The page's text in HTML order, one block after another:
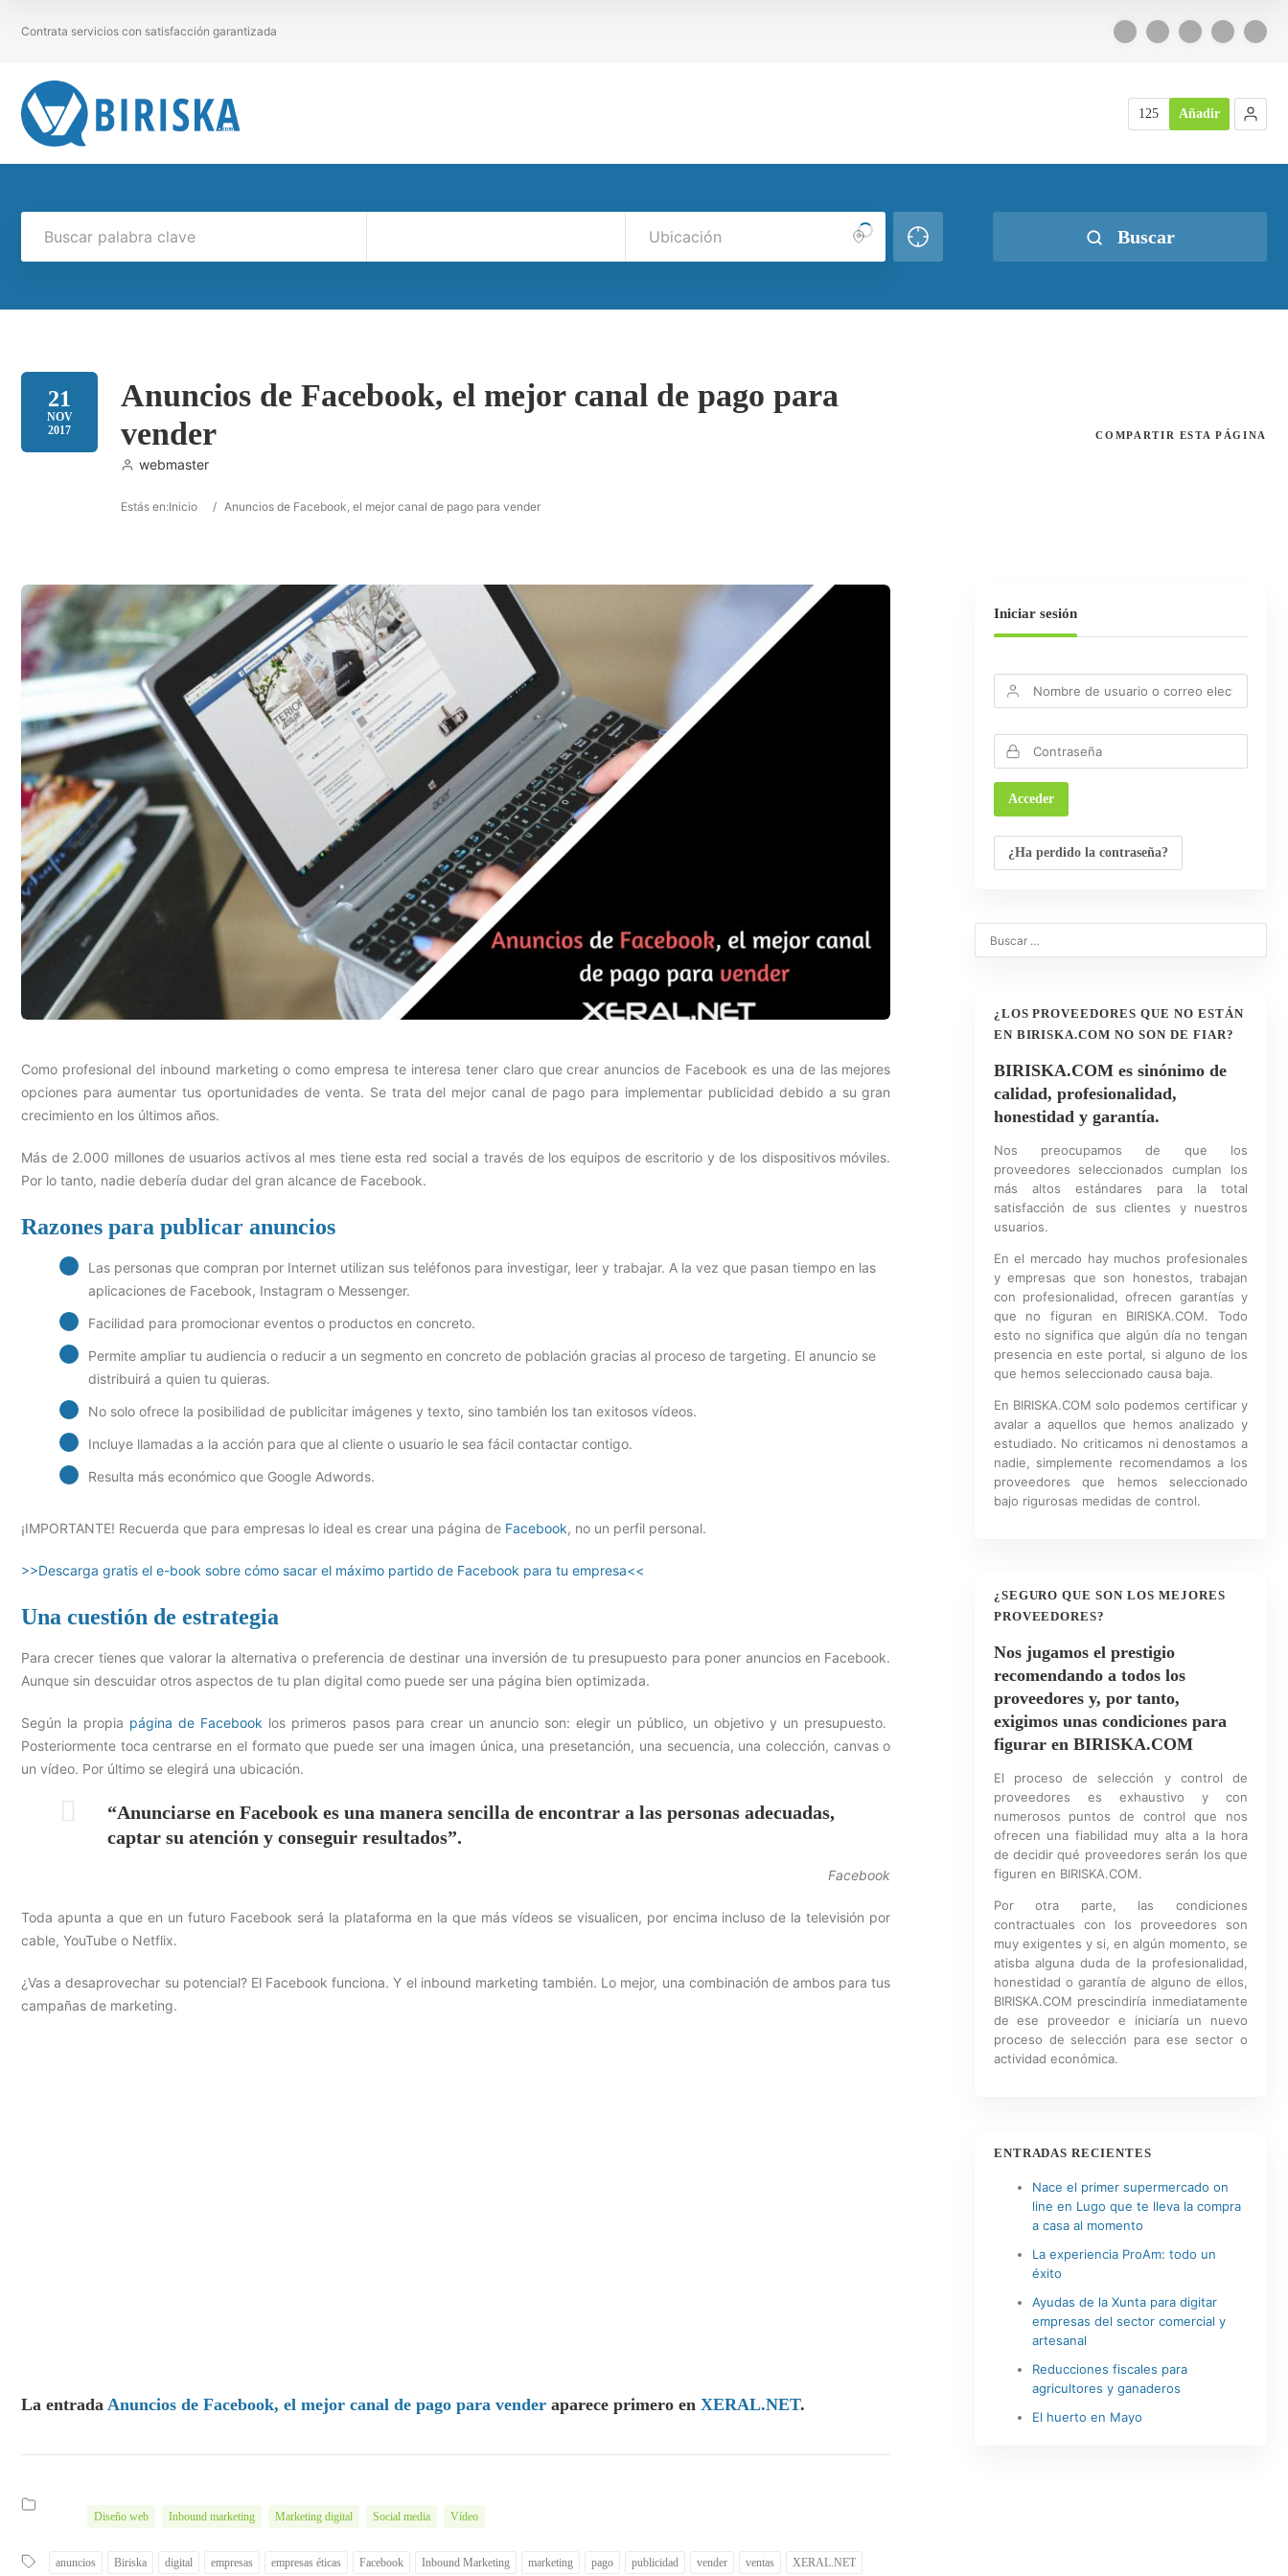
Contrata servicios con satisfacción garantizada
125 Añadir
Buscar
21
NOV
2017
Anuncios de Facebook, el mejor canal de pago para
vender
webmaster
Estás en:Inicio / Anuncios de Facebook, el mejor canal de pago para vender
COMPARTIR ESTA PÁGINA
Como profesional del inbound marketing o como empresa te interesa tener claro que crear anuncios de Facebook es una de las mejores
opciones para aumentar tus oportunidades de venta. Se trata del mejor canal de pago para implementar publicidad debido a su gran
crecimiento en los últimos años.
Más de 2.000 millones de usuarios activos al mes tiene esta red social a través de los equipos de escritorio y de los dispositivos móviles.
Por lo tanto, nadie debería dudar del gran alcance de Facebook.
Razones para publicar anuncios
Las personas que compran por Internet utilizan sus teléfonos para investigar, leer y trabajar. A la vez que pasan tiempo en las
aplicaciones de Facebook, Instagram o Messenger.
Facilidad para promocionar eventos o productos en concreto.
Permite ampliar tu audiencia o reducir a un segmento en concreto de población gracias al proceso de targeting. El anuncio se
distribuirá a quien tu quieras.
No solo ofrece la posibilidad de publicitar imágenes y texto, sino también los tan exitosos vídeos.
Incluye llamadas a la acción para que al cliente o usuario le sea fácil contactar contigo.
Resulta más económico que Google Adwords.
¡IMPORTANTE! Recuerda que para empresas lo ideal es crear una página de Facebook, no un perfil personal.
>>Descarga gratis el e-book sobre cómo sacar el máximo partido de Facebook para tu empresa<<
Una cuestión de estrategia
Para crecer tienes que valorar la alternativa o preferencia de destinar una inversión de tu presupuesto para poner anuncios en Facebook.
Aunque sin descuidar otros aspectos de tu plan digital como puede ser una página bien optimizada.
Según la propia página de Facebook los primeros pasos para crear un anuncio son: elegir un público, un objetivo y un presupuesto.
Posteriormente toca centrarse en el formato que puede ser una imagen única, una presetanción, una secuencia, una colección, canvas o
un vídeo. Por último se elegirá una ubicación.
“Anunciarse en Facebook es una manera sencilla de encontrar a las personas adecuadas,
captar su atención y conseguir resultados”.
Facebook
Toda apunta a que en un futuro Facebook será la plataforma en la que más vídeos se visualicen, por encima incluso de la televisión por
cable, YouTube o Netflix.
¿Vas a desaprovechar su potencial? El Facebook funciona. Y el inbound marketing también. Lo mejor, una combinación de ambos para tus
campañas de marketing.
La entrada Anuncios de Facebook, el mejor canal de pago para vender aparece primero en XERAL.NET.
Diseño web Inbound marketing Marketing digital Social media Vídeo
anuncios Biriska digital empresas empresas éticas Facebook Inbound Marketing marketing pago publicidad vender ventas XERAL.NET
Iniciar sesión
¿Ha perdido la contraseña?
¿LOS PROVEEDORES QUE NO ESTÁN
EN BIRISKA.COM NO SON DE FIAR?
BIRISKA.COM es sinónimo de
calidad, profesionalidad,
honestidad y garantía.
Nos preocupamos de que los
proveedores seleccionados cumplan los
más altos estándares para la total
satisfacción de sus clientes y nuestros
usuarios.
En el mercado hay muchos profesionales
y empresas que son honestos, trabajan
con profesionalidad, ofrecen garantías y
que no figuran en BIRISKA.COM. Todo
esto no significa que algún día no tengan
presencia en este portal, si alguno de los
que hemos seleccionado causa baja.
En BIRISKA.COM solo podemos certificar y
avalar a aquellos que hemos analizado y
estudiado. No criticamos ni denostamos a
nadie, simplemente recomendamos a los
proveedores que hemos seleccionado
bajo rigurosas medidas de control.
¿SEGURO QUE SON LOS MEJORES
PROVEEDORES?
Nos jugamos el prestigio
recomendando a todos los
proveedores y, por tanto,
exigimos unas condiciones para
figurar en BIRISKA.COM
El proceso de selección y control de
proveedores es exhaustivo y con
numerosos puntos de control que nos
ofrecen una fiabilidad muy alta a la hora
de decidir qué proveedores serán los que
figuren en BIRISKA.COM.
Por otra parte, las condiciones
contractuales con los proveedores son
muy exigentes y si, en algún momento, se
atisba alguna duda de la profesionalidad,
honestidad o garantía de alguno de ellos,
BIRISKA.COM prescindiría inmediatamente
de ese proveedor e iniciaría un nuevo
proceso de selección para ese sector o
actividad económica.
ENTRADAS RECIENTES
Nace el primer supermercado on
line en Lugo que te lleva la compra
a casa al momento
La experiencia ProAm: todo un
éxito
Ayudas de la Xunta para digitar
empresas del sector comercial y
artesanal
Reducciones fiscales para
agricultores y ganaderos
El huerto en Mayo